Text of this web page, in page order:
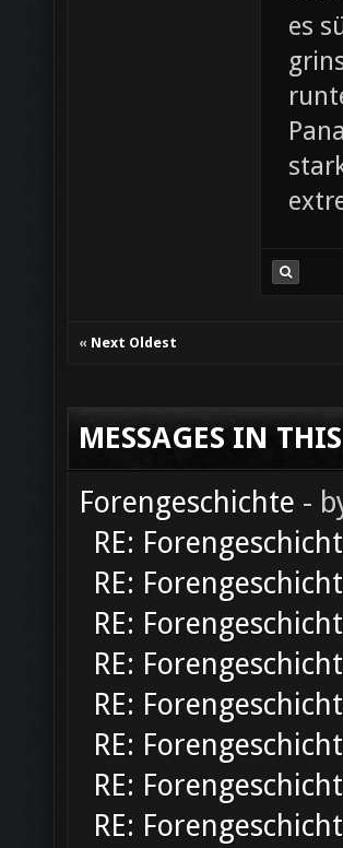
es
« Next Oldest
MESSAGES IN
Forengeschichte -
RE:
RE:
RE:
RE:
RE:
RE:
RE:
RE: